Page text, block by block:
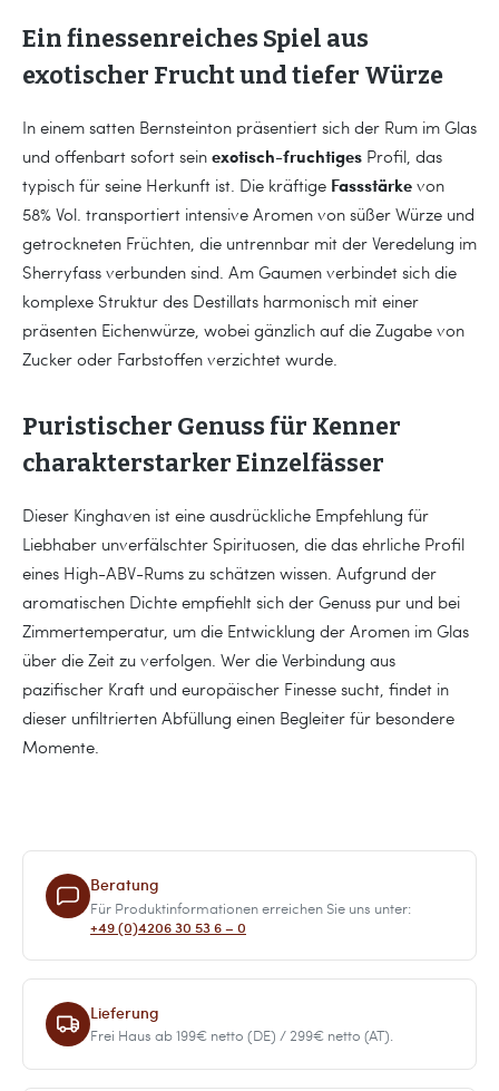
Ein finessenreiches Spiel aus
exotischer Frucht und tiefer Würze
In einem satten Bernsteinton präsentiert sich der Rum im Glas
und offenbart sofort sein exotisch-fruchtiges Profil, das
typisch für seine Herkunft ist. Die kräftige Fassstärke von
58% Vol. transportiert intensive Aromen von süßer Würze und
getrockneten Früchten, die untrennbar mit der Veredelung im
Sherryfass verbunden sind. Am Gaumen verbindet sich die
komplexe Struktur des Destillats harmonisch mit einer
präsenten Eichenwürze, wobei gänzlich auf die Zugabe von
Zucker oder Farbstoffen verzichtet wurde.
Puristischer Genuss für Kenner
charakterstarker Einzelfässer
Dieser Kinghaven ist eine ausdrückliche Empfehlung für
Liebhaber unverfälschter Spirituosen, die das ehrliche Profil
eines High-ABV-Rums zu schätzen wissen. Aufgrund der
aromatischen Dichte empfiehlt sich der Genuss pur und bei
Zimmertemperatur, um die Entwicklung der Aromen im Glas
über die Zeit zu verfolgen. Wer die Verbindung aus
pazifischer Kraft und europäischer Finesse sucht, findet in
dieser unfiltrierten Abfüllung einen Begleiter für besondere
Momente.
Beratung
Für Produktinformationen erreichen Sie uns unter:
+49 (0)4206 30 53 6 – 0
Lieferung
Frei Haus ab 199€ netto (DE) / 299€ netto (AT).